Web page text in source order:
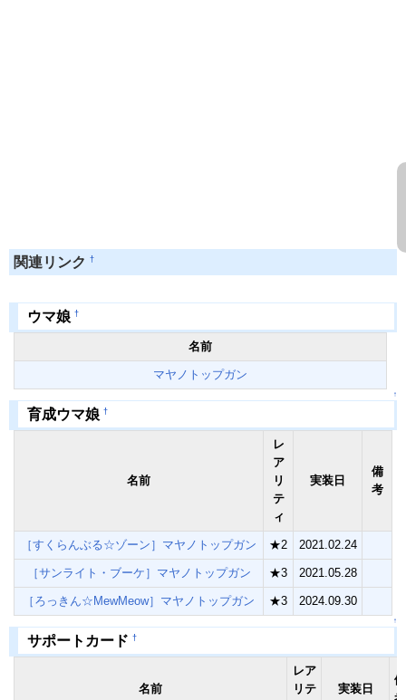
関連リンク †
ウマ娘 †
名前
マヤノトップガン
↑
育成ウマ娘 †
名前
レ
ア
リ
テ
ィ
実装日
備
考
［すくらんぶる☆ゾーン］マヤノトップガン ★2 2021.02.24
［サンライト・ブーケ］マヤノトップガン ★3 2021.05.28
［ろっきん☆MewMeow］マヤノトップガン ★3 2024.09.30
↑
サポートカード †
名前
レア
リテ
実装日
備